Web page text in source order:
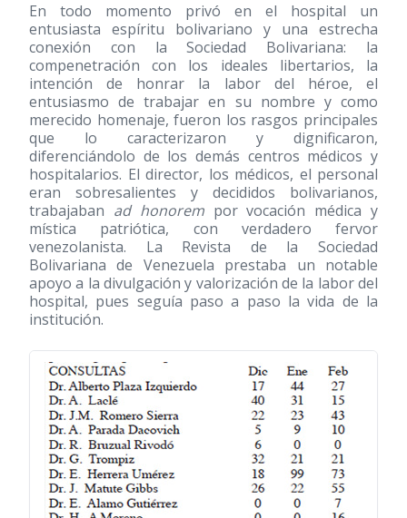
En todo momento privó en el hospital un
entusiasta espíritu bolivariano y una estrecha
conexión con la Sociedad Bolivariana: la
compenetración con los ideales libertarios, la
intención de honrar la labor del héroe, el
entusiasmo de trabajar en su nombre y como
merecido homenaje, fueron los rasgos principales
que lo caracterizaron y dignificaron,
diferenciándolo de los demás centros médicos y
hospitalarios. El director, los médicos, el personal
eran sobresalientes y decididos bolivarianos,
trabajaban ad honorempor vocación médica y
mística patriótica, con verdadero fervor
venezolanista. La Revista de la Sociedad
Bolivariana de Venezuela prestaba un notable
apoyo a la divulgación y valorización de la labor del
hospital, pues seguía paso a paso la vida de la
institución.